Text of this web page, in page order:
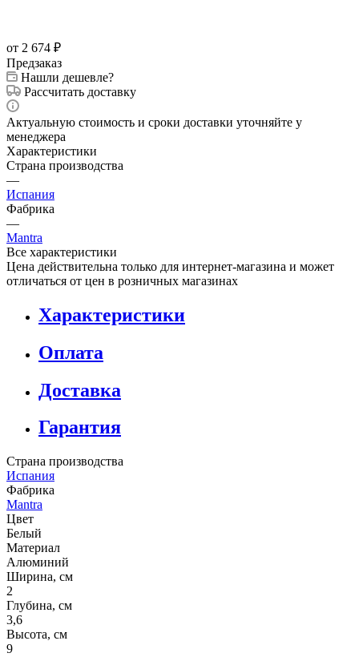
от 2 674 ₽
Предзаказ
Нашли дешевле?
Рассчитать доставку
Актуальную стоимость и сроки доставки уточняйте у
менеджера
Характеристики
Страна производства
—
Испания
Фабрика
—
Mantra
Все характеристики
Цена действительна только для интернет-магазина и может
отличаться от цен в розничных магазинах
Характеристики
Оплата
Доставка
Гарантия
Страна производства
Испания
Фабрика
Mantra
Цвет
Белый
Материал
Алюминий
Ширина, см
2
Глубина, см
3,6
Высота, см
9